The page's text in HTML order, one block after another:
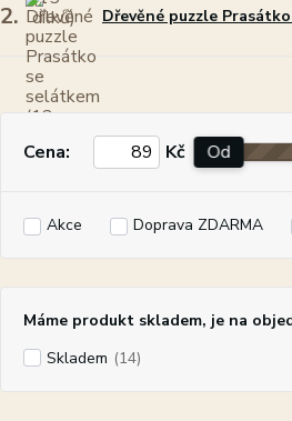
2. Dřevěné puzzle
Cena: Kč Od
Akce Doprava ZDARMA
Máme produkt skladem, je na
Skladem (14)